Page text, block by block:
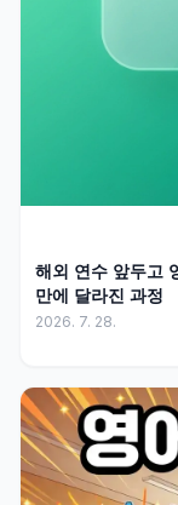
해외 연수 앞두고
만에 달라진 과정
2026. 7. 28.